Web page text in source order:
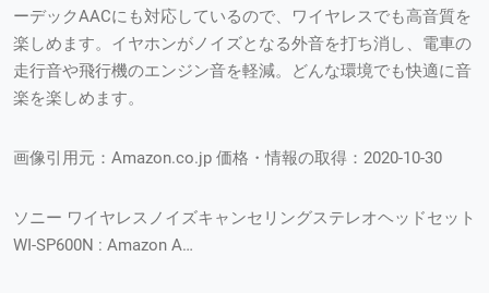
ーデックAACにも対応しているので、ワイヤレスでも高音質を
楽しめます。イヤホンがノイズとなる外音を打ち消し、電車の
走行音や飛行機のエンジン音を軽減。どんな環境でも快適に音
楽を楽しめます。
画像引用元：Amazon.co.jp 価格・情報の取得：2020-10-30
ソニー ワイヤレスノイズキャンセリングステレオヘッドセット
WI-SP600N : Amazon A…